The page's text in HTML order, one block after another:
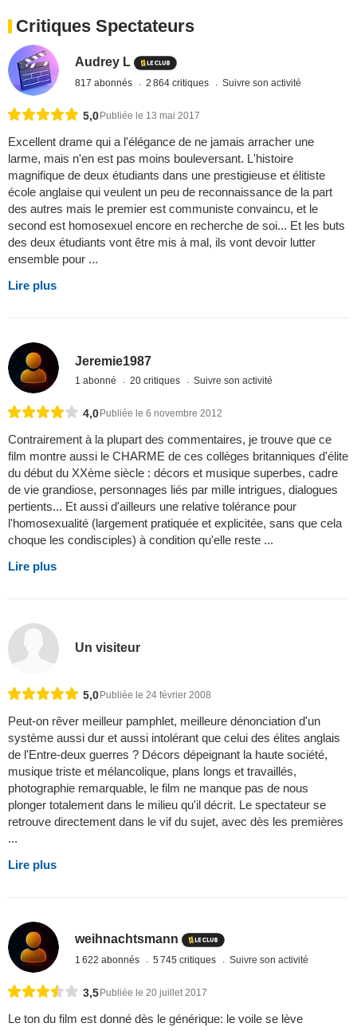
Critiques Spectateurs
Audrey L
817 abonnés 2 864 critiques Suivre son activité
5,0 Publiée le 13 mai 2017
Excellent drame qui a l'élégance de ne jamais arracher une
larme, mais n'en est pas moins bouleversant. L'histoire
magnifique de deux étudiants dans une prestigieuse et élitiste
école anglaise qui veulent un peu de reconnaissance de la part
des autres mais le premier est communiste convaincu, et le
second est homosexuel encore en recherche de soi... Et les buts
des deux étudiants vont être mis à mal, ils vont devoir lutter
ensemble pour ...
Lire plus
Jeremie1987
1 abonné 20 critiques Suivre son activité
4,0 Publiée le 6 novembre 2012
Contrairement à la plupart des commentaires, je trouve que ce
film montre aussi le CHARME de ces collèges britanniques d'élite
du début du XXème siècle : décors et musique superbes, cadre
de vie grandiose, personnages liés par mille intrigues, dialogues
pertients... Et aussi d'ailleurs une relative tolérance pour
l'homosexualité (largement pratiquée et explicitée, sans que cela
choque les condisciples) à condition qu'elle reste ...
Lire plus
Un visiteur
5,0Publiée le 24 février 2008
Peut-on rêver meilleur pamphlet, meilleure dénonciation d'un
système aussi dur et aussi intolérant que celui des élites anglais
de l'Entre-deux guerres ? Décors dépeignant la haute société,
musique triste et mélancolique, plans longs et travaillés,
photographie remarquable, le film ne manque pas de nous
plonger totalement dans le milieu qu'il décrit. Le spectateur se
retrouve directement dans le vif du sujet, avec dès les premières
...
Lire plus
weihnachtsmann
1 622 abonnés 5 745 critiques Suivre son activité
3,5Publiée le 20 juillet 2017
Le ton du film est donné dès le générique: le voile se lève